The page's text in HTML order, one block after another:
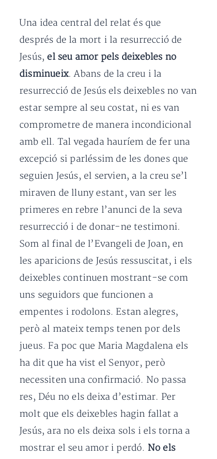
Una idea central del relat és que
després de la mort i la resurrecció de
Jesús, el seu amor pels deixebles no
disminueix. Abans de la creu i la
resurrecció de Jesús els deixebles no van
estar sempre al seu costat, ni es van
comprometre de manera incondicional
amb ell. Tal vegada hauríem de fer una
excepció si parléssim de les dones que
seguien Jesús, el servien, a la creu se’l
miraven de lluny estant, van ser les
primeres en rebre l’anunci de la seva
resurrecció i de donar-ne testimoni.
Som al final de l’Evangeli de Joan, en
les aparicions de Jesús ressuscitat, i els
deixebles continuen mostrant-se com
uns seguidors que funcionen a
empentes i rodolons. Estan alegres,
però al mateix temps tenen por dels
jueus. Fa poc que Maria Magdalena els
ha dit que ha vist el Senyor, però
necessiten una confirmació. No passa
res, Déu no els deixa d’estimar. Per
molt que els deixebles hagin fallat a
Jesús, ara no els deixa sols i els torna a
mostrar el seu amor i perdó. No els